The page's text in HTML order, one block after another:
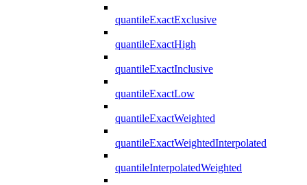
quantileExactExclusive
quantileExactHigh
quantileExactInclusive
quantileExactLow
quantileExactWeighted
quantileExactWeightedInterpolated
quantileInterpolatedWeighted